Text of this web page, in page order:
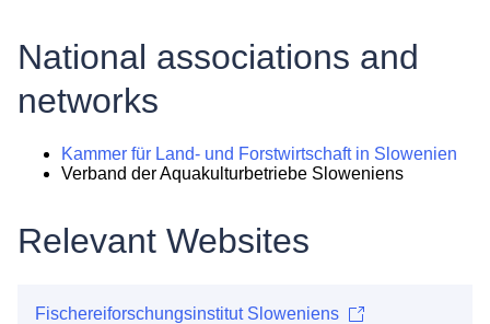
National associations and
networks
Kammer für Land- und Forstwirtschaft in Slowenien
Verband der Aquakulturbetriebe Sloweniens
Relevant Websites
Fischereiforschungsinstitut Sloweniens